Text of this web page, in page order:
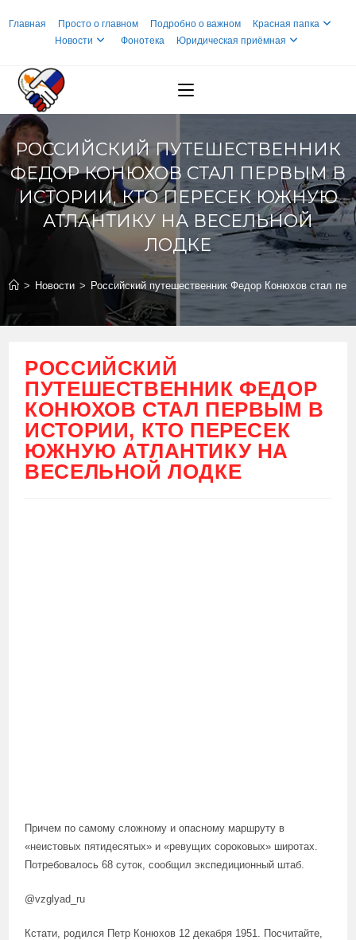
Главная Просто о главном Подробно о важном
Красная папка
Новости
Фонотека Юридическая приёмная
РОССИЙСКИЙ ПУТЕШЕСТВЕННИК
ФЕДОР КОНЮХОВ СТАЛ ПЕРВЫМ В
ИСТОРИИ, КТО ПЕРЕСЕК ЮЖНУЮ
АТЛАНТИКУ НА ВЕСЕЛЬНОЙ
ЛОДКЕ
> Новости > Российский путешественник Федор Конюхов стал
РОССИЙСКИЙ
ПУТЕШЕСТВЕННИК ФЕДОР
КОНЮХОВ СТАЛ ПЕРВЫМ В
ИСТОРИИ, КТО ПЕРЕСЕК
ЮЖНУЮ АТЛАНТИКУ НА
ВЕСЕЛЬНОЙ ЛОДКЕ
Причем по самому сложному и опасному маршруту в
«неистовых пятидесятых» и «ревущих сороковых» широтах.
Потребовалось 68 суток, сообщил экспедиционный штаб.
@vzglyad_ru
Кстати, родился Петр Конюхов 12 декабря 1951. Посчитайте,